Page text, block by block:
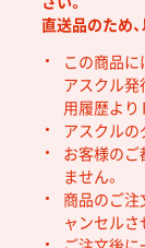
直送品のため
この商品に
アスクル発
用履歴より
アスクルの
お客様のご
ません。
商品のご注
ャンセルさ